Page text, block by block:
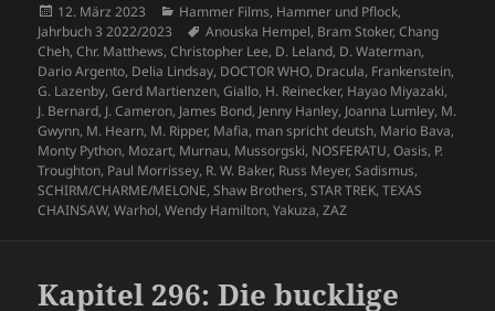
Veröffentlicht
am
12. März 2023 Kategorien
Hammer Films, Hammer und Pflock,
Jahrbuch 3 2022/2023
Schlagwörter
Anouska Hempel, Bram Stoker,Chang
Cheh,Chr. Matthews,Christopher Lee, D. Leland, D. Waterman,
Dario Argento, Delia Lindsay, DOCTOR WHO, Dracula, Frankenstein,
G. Lazenby,Gerd Martienzen,Giallo, H. Reinecker, Hayao Miyazaki,
J. Bernard, J. Cameron, James Bond, Jenny Hanley, Joanna Lumley, M.
Gwynn, M. Hearn, M. Ripper, Mafia, man spricht deutsh, Mario Bava,
Monty Python, Mozart, Murnau, Mussorgski, NOSFERATU,Oasis, P.
Troughton, Paul Morrissey, R. W. Baker, Russ Meyer,Sadismus,
SCHIRM/CHARME/MELONE,Shaw Brothers,STAR TREK,TEXAS
CHAINSAW,Warhol,Wendy Hamilton,Yakuza,ZAZ
Kapitel 296: Die bucklige